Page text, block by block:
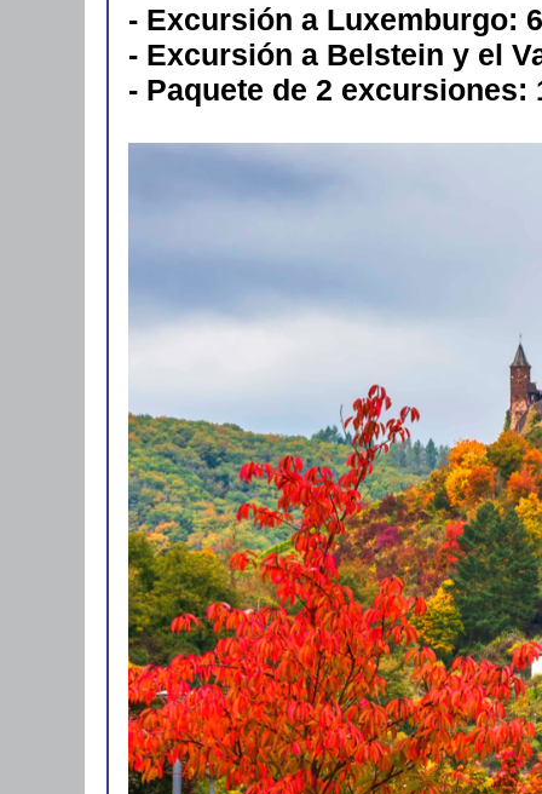
- Excursión a Luxemburgo:
- Excursión a Belstein y el
- Paquete de 2 excursiones: